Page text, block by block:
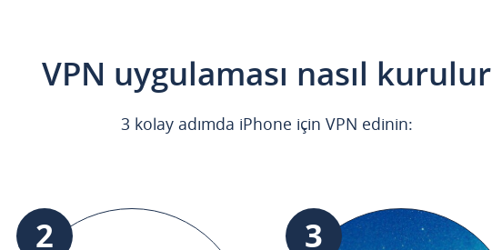
VPN uygulaması nasıl kurulur
3 kolay adımda iPhone için VPN edinin:
2 3